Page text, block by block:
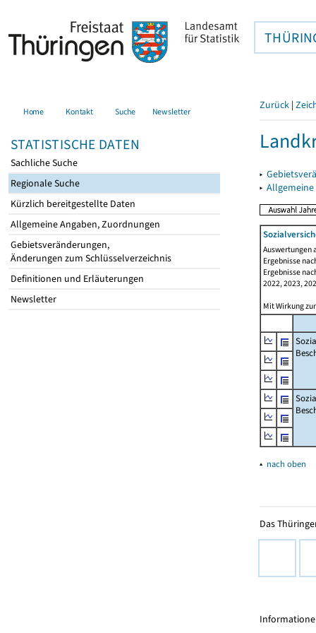
Home Kontakt Suche Newsletter
STATISTISCHE DATEN
Sachliche Suche
Regionale Suche
Kürzlich bereitgestellte Daten
Allgemeine Angaben, Zuordnungen
Gebietsveränderungen,
Änderungen zum Schlüsselverzeichnis
Definitionen und Erläuterungen
Newsletter
Zurück |
▸
▸
Auswertungen
Ergebnisse
Ergebnisse
2022, 2023,
Mit Wirkung
▴ nach oben
Das